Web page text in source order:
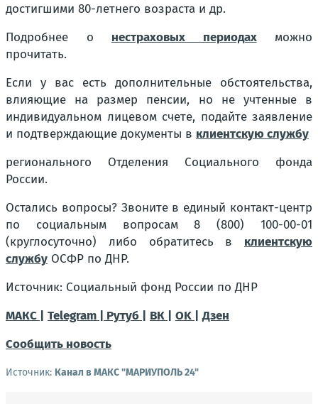
достигшими 80-летнего возраста и др.
Подробнее о нестраховых периодахможно
прочитать.
Если у вас есть дополнительные обстоятельства,
влияющие на размер пенсии, но не учтенные в
индивидуальном лицевом счете, подайте заявление
и подтверждающие документы в клиентскую службу
регионального Отделения Социального фонда
России.
Остались вопросы? Звоните в единый контакт-центр
по социальным вопросам 8 (800) 100-00-01
(круглосуточно) либо обратитесь в клиентскую
службу ОСФР по ДНР.
Источник: Социальный фонд России по ДНР
МАКС |
Telegram | Рутуб | ВК | OK |
Дзен
Сообщить новость
Источник: Канал в МАКС "МАРИУПОЛЬ 24"